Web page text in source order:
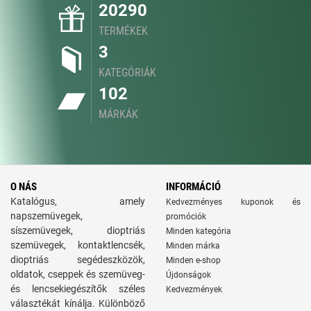
20290
TERMÉKEK
3
KATEGÓRIÁK
102
MÁRKÁK
O NÁS
Katalógus, amely
napszemüvegek,
síszemüvegek, dioptriás
szemüvegek, kontaktlencsék,
dioptriás segédeszközök,
oldatok, cseppek és szemüveg-
és lencsekiegészítők széles
választékát kínálja. Különböző
INFORMÁCIÓ
Kedvezményes kuponok és
promóciók
Minden kategória
Minden márka
Minden e-shop
Újdonságok
Kedvezmények